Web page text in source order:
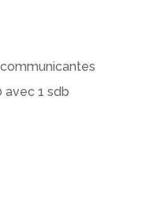
avec 1 sdb